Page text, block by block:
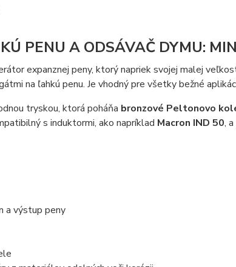
PENU A ODSÁVAČ DYMU:
expanznej peny, ktorý napriek svojej malej
na ľahkú penu. Je vhodný pre všetky bežné
tryskou, ktorá poháňa bronzové Peltonovo
s induktormi, ako napríklad Macron IND 50,
a výstup peny